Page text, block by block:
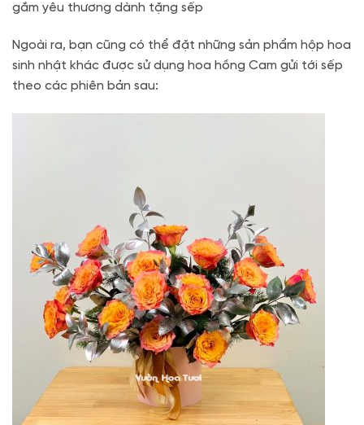
gắm yêu thương dành tặng sếp
Ngoài ra, bạn cũng có thể đặt những sản phẩm hộp hoa
sinh nhật khác được sử dụng hoa hồng Cam gửi tới sếp
theo các phiên bản sau: